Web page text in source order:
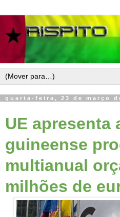
quarta-feira, 23 de março
UE apresenta
guineense
multianual
milhões de